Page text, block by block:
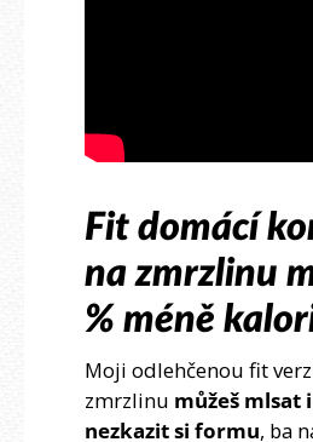
Fit domácí
na zmrzlinu
% méně
Moji odlehčenou fit
zmrzlinu můžeš mlsat
nezkazit si formu, ba